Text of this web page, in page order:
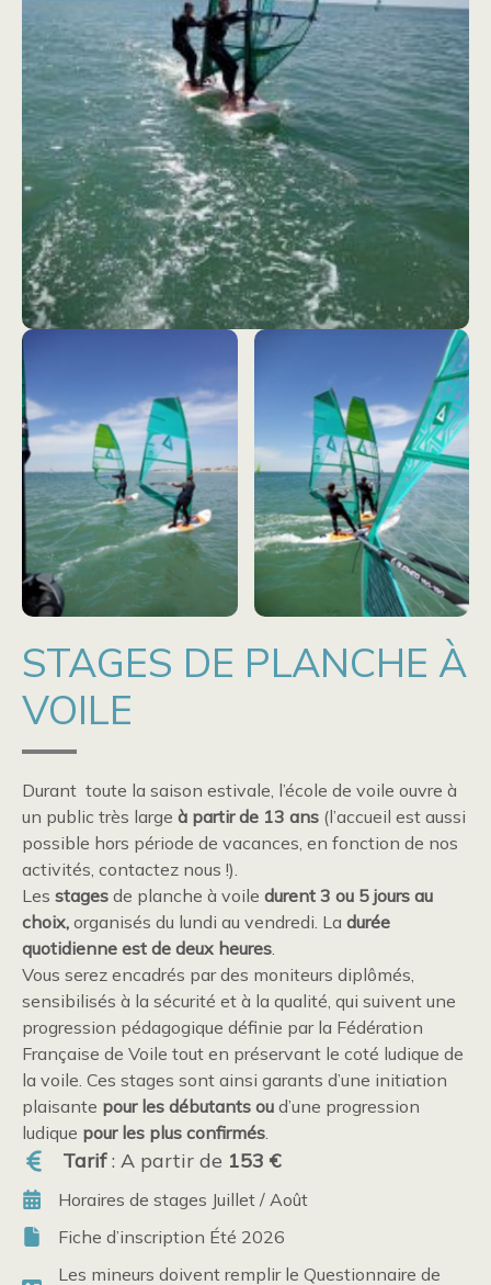
STAGES DE PLANCHE À
VOILE
Durant toute la saison estivale, l’école de voile ouvre à
un public très large à partir de 13 ans (l’accueil est aussi
possible hors période de vacances, en fonction de nos
activités, contactez nous !).
Les stages de planche à voile durent 3 ou 5 jours au
choix, organisés du lundi au vendredi. La durée
quotidienne est de deux heures.
Vous serez encadrés par des moniteurs diplômés,
sensibilisés à la sécurité et à la qualité, qui suivent une
progression pédagogique définie par la Fédération
Française de Voile tout en préservant le coté ludique de
la voile. Ces stages sont ainsi garants d’une initiation
plaisante pour les débutants ou d’une progression
ludique pour les plus confirmés.
Tarif: A partir de 153 €
Horaires de stages Juillet / Août
Fiche d’inscription Été 2026
Les mineurs doivent remplir le Questionnaire de